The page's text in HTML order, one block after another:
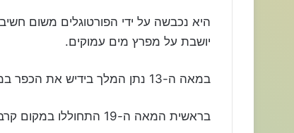
היא נכבשה על ידי הפורטוגלים משום
יושבת על מפרץ מים עמוקים.
במאה ה-13 נתן המלך בידיש את הכפר במתנה לאשתו.
בראשית המאה ה-19 התחוללו במקום קרבות עזים בין צבא צרפת של נפוליאון לבין הפורטוגלים.